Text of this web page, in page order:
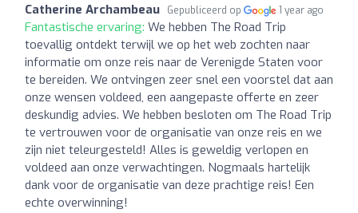
Catherine Archambeau Gepubliceerd op 1 year ago
Fantastische ervaring: We hebben The Road Trip
toevallig ontdekt terwijl we op het web zochten naar
informatie om onze reis naar de Verenigde Staten voor
te bereiden. We ontvingen zeer snel een voorstel dat aan
onze wensen voldeed, een aangepaste offerte en zeer
deskundig advies. We hebben besloten om The Road Trip
te vertrouwen voor de organisatie van onze reis en we
zijn niet teleurgesteld! Alles is geweldig verlopen en
voldeed aan onze verwachtingen. Nogmaals hartelijk
dank voor de organisatie van deze prachtige reis! Een
echte overwinning!